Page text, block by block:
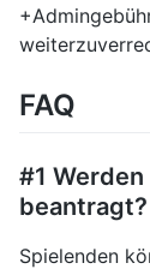
⁠FAQ
#1
beantragt?
Spielenden